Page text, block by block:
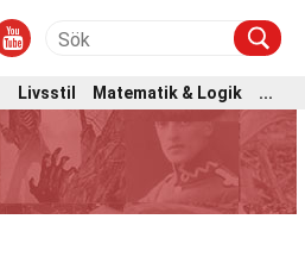
Livsstil Matematik & Logik
...